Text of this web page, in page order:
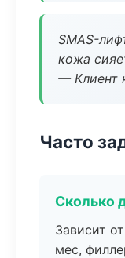
SMAS-
кожа
— Клиент
Часто
Сколько
Зависит
мес,